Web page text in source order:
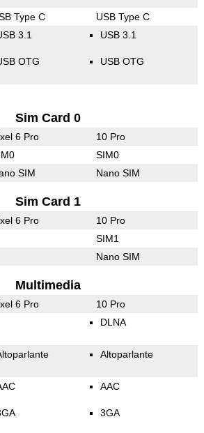
Type C USB Type C
3.1
OTG
USB 3.1
USB OTG
Sim Card 0
6 Pro 10 Pro
SIM0
SIM Nano SIM
Sim Card 1
6 Pro 10 Pro
SIM1
Nano SIM
Multimedia
6 Pro 10 Pro
DLNA
Altoparlante
AAC
3GA